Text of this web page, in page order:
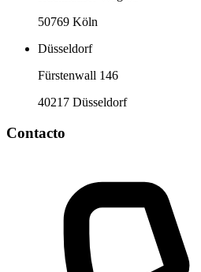
50769 Köln
Düsseldorf
Fürstenwall 146
40217 Düsseldorf
Contacto